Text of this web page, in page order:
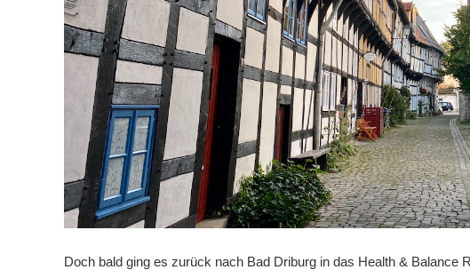
Doch bald ging es zurück nach Bad Driburg in das Health & Balance